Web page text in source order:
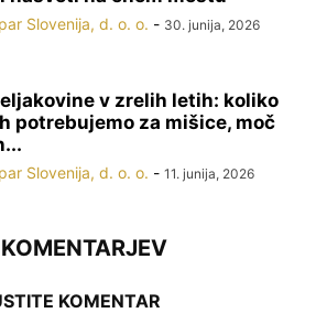
Slovenija, d. o. o. - 30. junija, 2026
v zrelih letih: koliko
potrebujemo za mišice, moč
Slovenija, d. o. o. - 11. junija, 2026
KOMENTAR